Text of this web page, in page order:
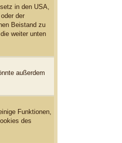
in den USA,
der
Beistand zu
weiter unten
außerdem
Funktionen,
des